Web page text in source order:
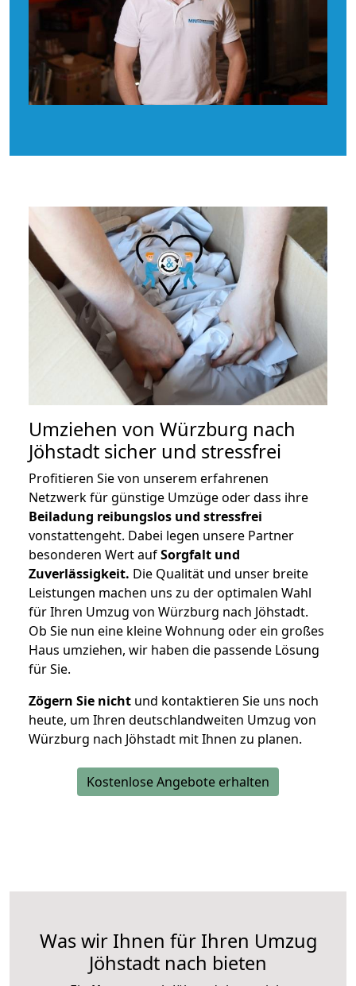
Umziehen von Würzburg nach
Jöhstadt sicher und stressfrei
Profitieren Sie von unserem erfahrenen
Netzwerk für günstige Umzüge oder dass ihre
Beiladung reibungslos und stressfrei
vonstattengeht. Dabei legen unsere Partner
besonderen Wert aufSorgfalt und
Zuverlässigkeit. Die Qualität und unser breite
Leistungen machen uns zu der optimalen Wahl
für Ihren Umzug von Würzburg nach Jöhstadt.
Ob Sie nun eine kleine Wohnung oder ein großes
Haus umziehen, wir haben die passende Lösung
für Sie.
Zögern Sie nicht und kontaktieren Sie uns noch
heute, um Ihren deutschlandweiten Umzug von
Würzburg nach Jöhstadt mit Ihnen zu planen.
Kostenlose Angebote erhalten
Was wir Ihnen für Ihren Umzug
Jöhstadt nach bieten